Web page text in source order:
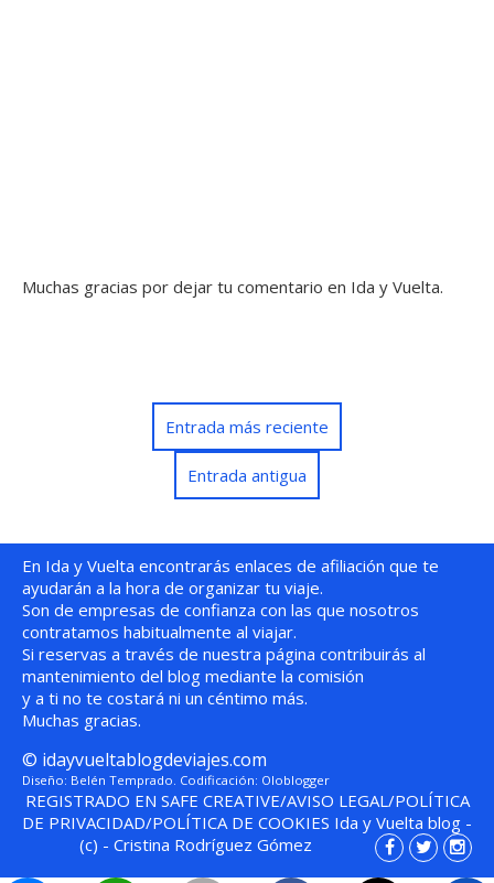
Muchas gracias por dejar tu comentario en Ida y Vuelta.
Entrada más reciente
Entrada antigua
En Ida y Vuelta encontrarás enlaces de afiliación que te
ayudarán a la hora de organizar tu viaje.
Son de empresas de confianza con las que nosotros
contratamos habitualmente al viajar.
Si reservas a través de nuestra página contribuirás al
mantenimiento del blog mediante la comisión
y a ti no te costará ni un céntimo más.
Muchas gracias.
© idayvueltablogdeviajes.com
Diseño: Belén Temprado. Codificación: Oloblogger
REGISTRADO EN SAFE CREATIVE/AVISO LEGAL /POLÍTICA
DE PRIVACIDAD/POLÍTICA DE COOKIES Ida y Vuelta blog -
(c) - Cristina Rodríguez Gómez